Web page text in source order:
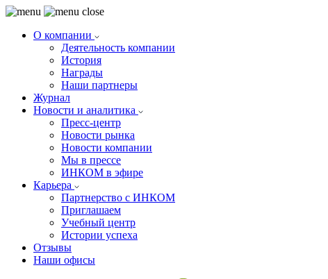
О компании
Деятельность компании
История
Награды
Наши партнеры
Журнал
Новости и аналитика
Пресс-центр
Новости рынка
Новости компании
Мы в прессе
ИНКОМ в эфире
Карьера
Партнерство с ИНКОМ
Приглашаем
Учебный центр
Истории успеха
Отзывы
Наши офисы